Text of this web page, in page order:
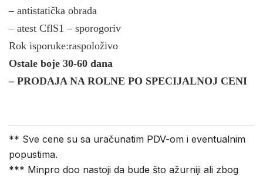
– antistatička obrada
– atest CflS1 – sporogoriv
Rok isporuke:raspoloživo
Ostale boje 30-60 dana
– PRODAJA NA ROLNE PO SPECIJALNOJ CENI
** Sve cene su sa uračunatim PDV-om i eventualnim
popustima.
*** Minpro doo nastoji da bude što ažurniji ali zbog